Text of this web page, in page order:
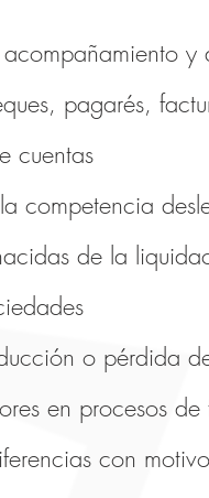
y
pagarés,
cuentas
competencia
de la
o pérdida
en procesos
con